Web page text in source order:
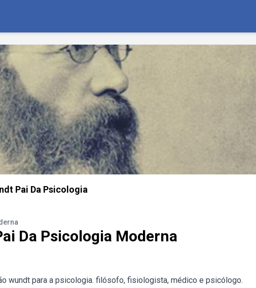
Pai Da Psicologia
Da Psicologia Moderna
wundt para a psicologia. filósofo, fisiologista, médico e psicólogo.